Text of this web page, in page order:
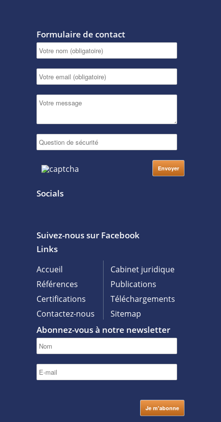
Formulaire de contact
Socials
Suivez-nous sur Facebook
Links
Accueil
Cabinet juridique
Références
Publications
Certifications
Téléchargements
Contactez-nous
Sitemap
Abonnez-vous à notre newsletter